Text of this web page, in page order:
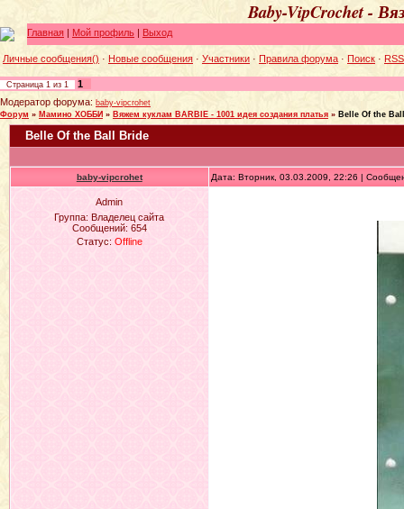
Baby-VipCrochet -
Главная | Мой профиль | Выход
Личные сообщения() · Новые сообщения · Участники · Правила форума · Поиск · RSS
Страница 1 из 1
1
Модератор форума: baby-vipcrohet
Форум » Мамино ХОББИ » Вяжем куклам BARBIE - 1001 идея создания платья » Belle Of the
Belle Of the Ball Bride
baby-vipcrohet Дата: Вторник, 03.03.2009, 22:26 |
Admin
Группа: Владелец сайта
Сообщений: 654
Статус: Offline